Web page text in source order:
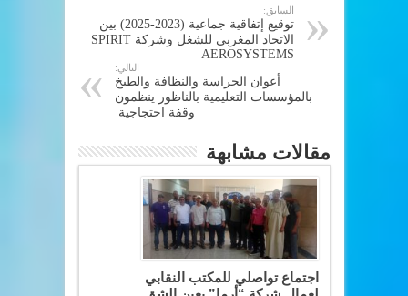
السابق:
توقيع إتفاقية جماعية (2023-2025) بين
الاتحاد المغربي للشغل وشركة SPIRIT
AEROSYSTEMS
التالي:
أعوان الحراسة والنظافة والطبخ
بالمؤسسات التعليمية بالناظور ينظمون
وقفة احتجاجية
مقالات مشابهة
اجتماع تواصلي للمكتب النقابي